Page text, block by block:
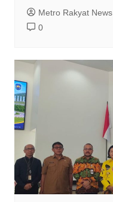
Metro Rakyat News
0